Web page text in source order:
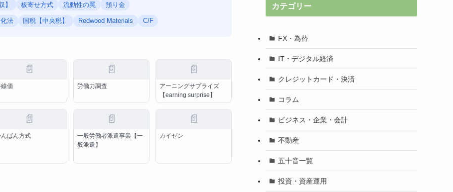
】 板寄せ方式 流動性の罠 預り金
法 国税【中央税】 Redwood Materials C/F
📄
価
📄
労働力調査
📄
アーニングサプライズ
【earning surprise】
📄
んばん方式
📄
一般労働者派遣事業【一
般派遣】
📄
カイゼン
カテゴリー
FX・為替
IT・デジタル経済
クレジットカード・決済
コラム
ビジネス・企業・会計
不動産
五十音一覧
投資・資産運用